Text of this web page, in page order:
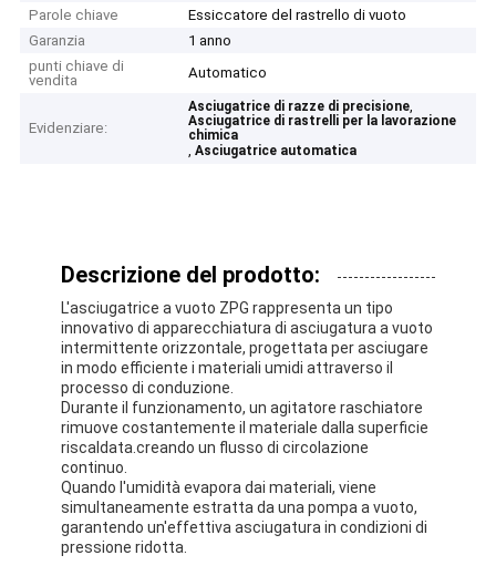
Parole chiave
Essiccatore del rastrello di vuoto
Garanzia
1 anno
punti chiave di
vendita
Automatico
Evidenziare:
Asciugatrice di razze di precisione,
Asciugatrice di rastrelli per la lavorazione
chimica
,Asciugatrice automatica
Descrizione del prodotto:
L'asciugatrice a vuoto ZPG rappresenta un tipo
innovativo di apparecchiatura di asciugatura a vuoto
intermittente orizzontale, progettata per asciugare
in modo efficiente i materiali umidi attraverso il
processo di conduzione.
Durante il funzionamento, un agitatore raschiatore
rimuove costantemente il materiale dalla superficie
riscaldata.creando un flusso di circolazione
continuo.
Quando l'umidità evapora dai materiali, viene
simultaneamente estratta da una pompa a vuoto,
garantendo un'effettiva asciugatura in condizioni di
pressione ridotta.